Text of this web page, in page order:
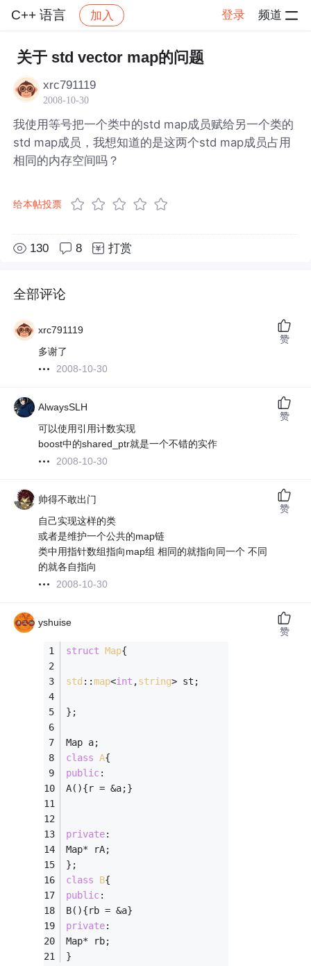
C++ 语言 加入 登录 频道
社区 C++ 语言 帖子详情
关于 std vector map的问题
xrc791119
2008-10-30
我使用等号把一个类中的std map成员赋给另一个类的
std map成员，我想知道的是这两个std map成员占用
相同的内存空间吗？
给本帖投票
130 8 打赏
全部评论
xrc791119
多谢了
2008-10-30
赞
AlwaysSLH
可以使用引用计数实现
boost中的shared_ptr就是一个不错的实作
2008-10-30
赞
帅得不敢出门
自己实现这样的类
或者是维护一个公共的map链
类中用指针数组指向map组 相同的就指向同一个 不同
的就各自指向
2008-10-30
赞
yshuise
struct Map{
std ::map<int ,string> st;
};
Map a;
class A{
public:
A(){r = &a;}
private:
Map* rA;
};
class
B{
public:
B(){rb = &a}
private:
Map* rb;
}
赞